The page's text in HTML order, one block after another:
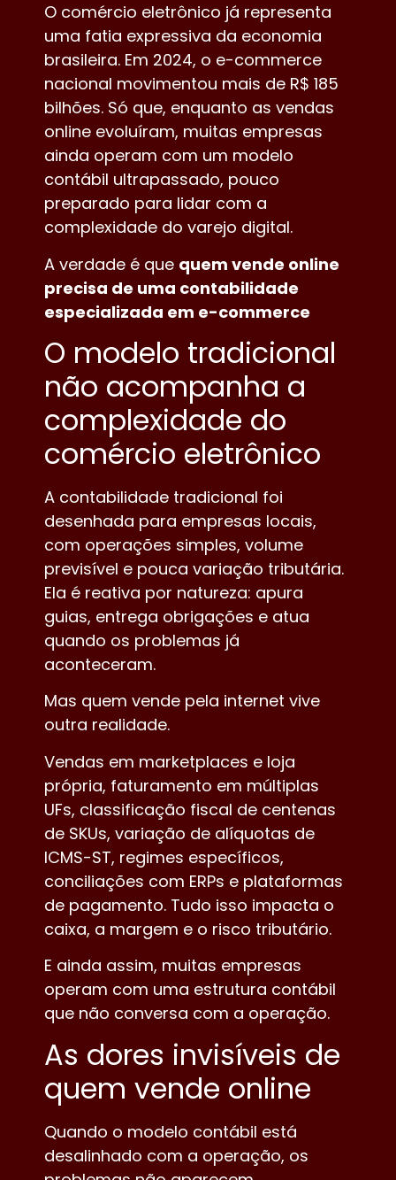
O comércio eletrônico já representa
uma fatia expressiva da economia
brasileira. Em 2024, o e-commerce
nacional movimentou mais de R$ 185
bilhões. Só que, enquanto as vendas
online evoluíram, muitas empresas
ainda operam com um modelo
contábil ultrapassado, pouco
preparado para lidar com a
complexidade do varejo digital.
A verdade é que quem vende online
precisa de uma contabilidade
especializada em e-commerce
O modelo tradicional
não acompanha a
complexidade do
comércio eletrônico
A contabilidade tradicional foi
desenhada para empresas locais,
com operações simples, volume
previsível e pouca variação tributária.
Ela é reativa por natureza: apura
guias, entrega obrigações e atua
quando os problemas já
aconteceram.
Mas quem vende pela internet vive
outra realidade.
Vendas em marketplaces e loja
própria, faturamento em múltiplas
UFs, classificação fiscal de centenas
de SKUs, variação de alíquotas de
ICMS-ST, regimes específicos,
conciliações com ERPs e plataformas
de pagamento. Tudo isso impacta o
caixa, a margem e o risco tributário.
E ainda assim, muitas empresas
operam com uma estrutura contábil
que não conversa com a operação.
As dores invisíveis de
quem vende online
Quando o modelo contábil está
desalinhado com a operação, os